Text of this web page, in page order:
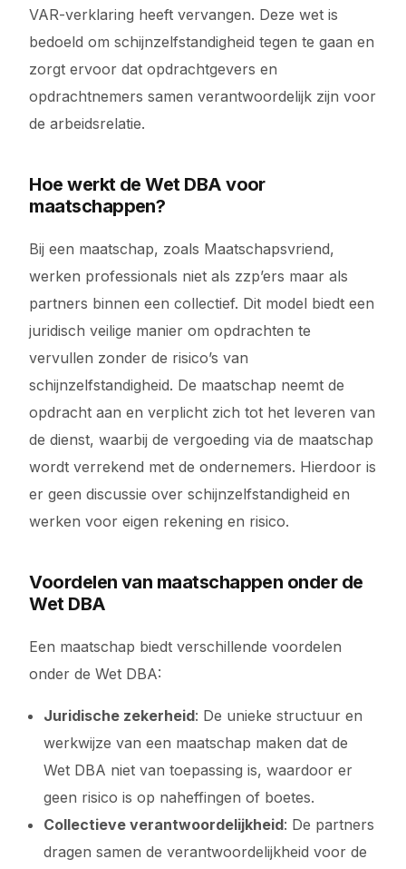
VAR-verklaring heeft vervangen. Deze wet is
bedoeld om schijnzelfstandigheid tegen te gaan en
zorgt ervoor dat opdrachtgevers en
opdrachtnemers samen verantwoordelijk zijn voor
de arbeidsrelatie.
Hoe werkt de Wet DBA voor
maatschappen?
Bij een maatschap, zoals Maatschapsvriend,
werken professionals niet als zzp’ers maar als
partners binnen een collectief. Dit model biedt een
juridisch veilige manier om opdrachten te
vervullen zonder de risico’s van
schijnzelfstandigheid. De maatschap neemt de
opdracht aan en verplicht zich tot het leveren van
de dienst, waarbij de vergoeding via de maatschap
wordt verrekend met de ondernemers. Hierdoor is
er geen discussie over schijnzelfstandigheid en
werken voor eigen rekening en risico.
Voordelen van maatschappen onder de
Wet DBA
Een maatschap biedt verschillende voordelen
onder de Wet DBA:
Juridische zekerheid: De unieke structuur en
werkwijze van een maatschap maken dat de
Wet DBA niet van toepassing is, waardoor er
geen risico is op naheffingen of boetes.
Collectieve verantwoordelijkheid: De partners
dragen samen de verantwoordelijkheid voor de